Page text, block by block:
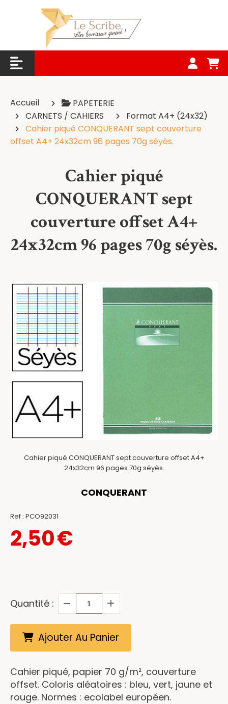
Accueil
PAPETERIE
CARNETS / CAHIERS
Format A4+ (24x32)
Cahier piqué CONQUERANT sept couverture
offset A4+ 24x32cm 96 pages 70g séyès.
Cahier piqué
CONQUERANT sept
couverture offset A4+
24x32cm 96 pages 70g séyès.
Cahier piqué CONQUERANT sept couverture offset A4+
24x32cm 96 pages 70g séyès.
CONQUERANT
Ref : PCO92031
2,50€
Quantité :
Ajouter Au Panier
Cahier piqué, papier 70 g/m², couverture
offset. Coloris aléatoires : bleu, vert, jaune et
rouge. Normes : ecolabel européen.